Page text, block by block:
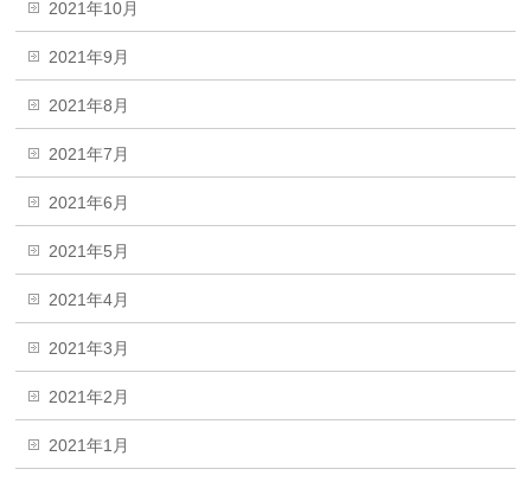
2021年10月
2021年9月
2021年8月
2021年7月
2021年6月
2021年5月
2021年4月
2021年3月
2021年2月
2021年1月